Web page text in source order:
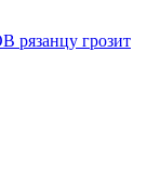
рязанцу грозит